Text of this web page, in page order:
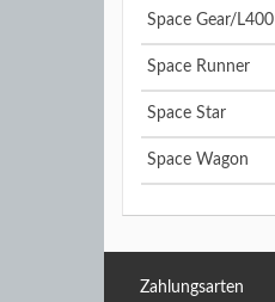
Space Gear/L400
Space Runner
Space Star
Space Wagon
Zahlungsarten